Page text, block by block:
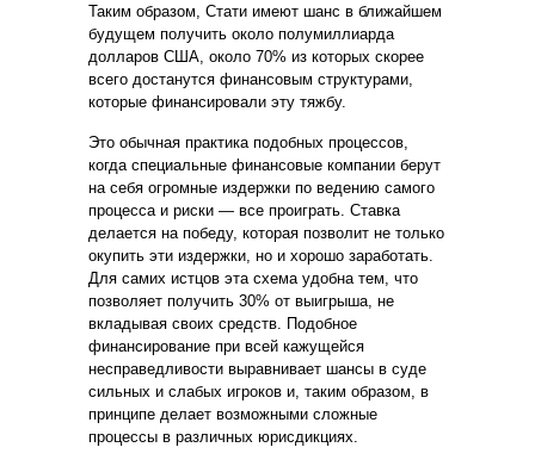
Таким образом, Стати имеют шанс в ближайшем
будущем получить около полумиллиарда
долларов США, около 70% из которых скорее
всего достанутся финансовым структурами,
которые финансировали эту тяжбу.
Это обычная практика подобных процессов,
когда специальные финансовые компании берут
на себя огромные издержки по ведению самого
процесса и риски — все проиграть. Ставка
делается на победу, которая позволит не только
окупить эти издержки, но и хорошо заработать.
Для самих истцов эта схема удобна тем, что
позволяет получить 30% от выигрыша, не
вкладывая своих средств. Подобное
финансирование при всей кажущейся
несправедливости выравнивает шансы в суде
сильных и слабых игроков и, таким образом, в
принципе делает возможными сложные
процессы в различных юрисдикциях.